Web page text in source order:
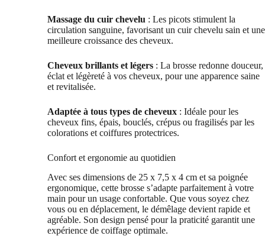
Massage du cuir chevelu : Les picots stimulent la
circulation sanguine, favorisant un cuir chevelu sain et une
meilleure croissance des cheveux.
Cheveux brillants et légers : La brosse redonne douceur,
éclat et légèreté à vos cheveux, pour une apparence saine
et revitalisée.
Adaptée à tous types de cheveux : Idéale pour les
cheveux fins, épais, bouclés, crépus ou fragilisés par les
colorations et coiffures protectrices.
Confort et ergonomie au quotidien
Avec ses dimensions de 25 x 7,5 x 4 cm et sa poignée
ergonomique, cette brosse s’adapte parfaitement à votre
main pour un usage confortable. Que vous soyez chez
vous ou en déplacement, le démêlage devient rapide et
agréable. Son design pensé pour la praticité garantit une
expérience de coiffage optimale.